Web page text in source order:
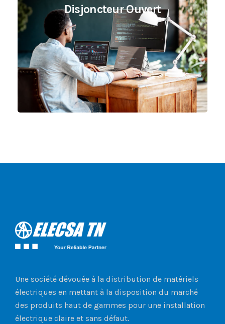
Disjoncteur Ouvert
Une société dévouée à la distribution de matériels
électriques en mettant à la disposition du marché
des produits haut de gammes pour une installation
électrique claire et sans défaut.